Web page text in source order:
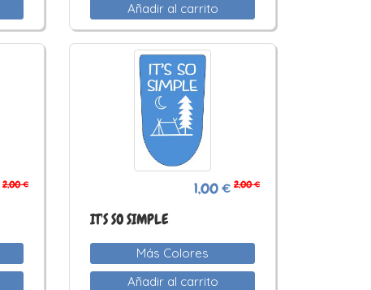
Añadir al carrito
2,00 € 1,00 € 2,00 €
IT'S SO SIMPLE
Más Colores
Añadir al carrito